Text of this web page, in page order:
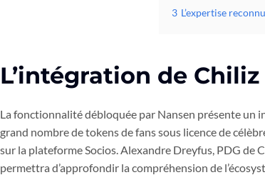
3 L’expertise
L’intégration de
La fonctionnalité débloquée par Nansen présente un
grand nombre de tokens de fans sous licence de
sur la plateforme Socios. Alexandre Dreyfus, PDG de
permettra d’approfondir la compréhension de